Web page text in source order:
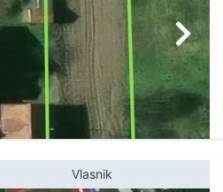
Vlasnik